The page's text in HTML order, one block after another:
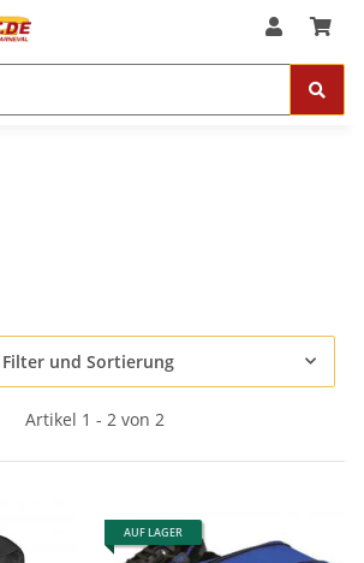
Filter und Sortierung
Artikel 1 - 2 von 2
AUF LAGER